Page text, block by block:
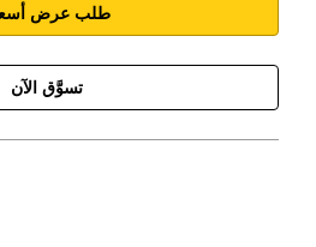
طلب عرض
تسوَّق الآن